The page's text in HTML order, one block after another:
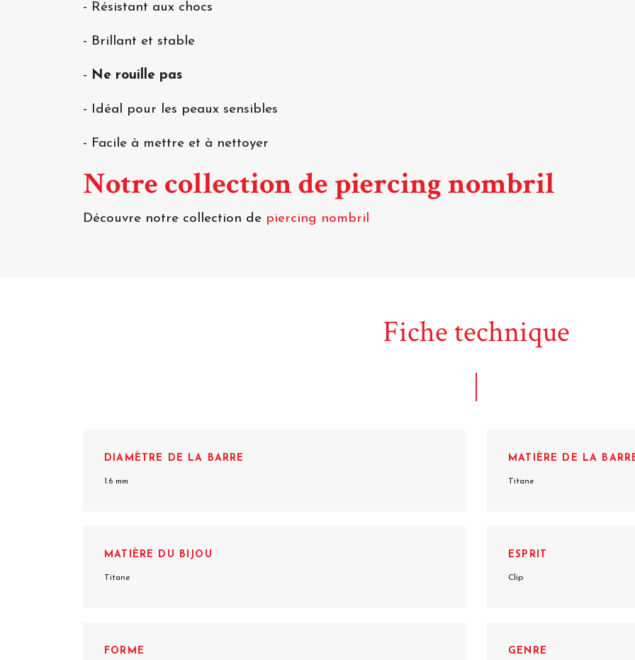
- Résistant aux chocs
- Brillant et stable
- Ne rouille pas
- Idéal pour les peaux sensibles
- Facile à mettre et à nettoyer
Notre collection de piercing nombril
Découvre notre collection de piercing nombril
Fiche technique
DIAMÈTRE DE LA BARRE
1.6 mm
MATIÈRE DE LA
Titane
MATIÈRE DU BIJOU
Titane
ESPRIT
Clip
FORME GENRE